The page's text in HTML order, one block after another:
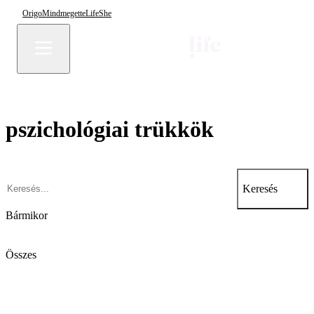
OrigoMindmegetteLifeShe
pszichológiai trükkök
Keresés
Bármikor
Összes